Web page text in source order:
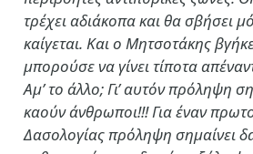
τρέχει αδιάκοπα και θα σβήσει
καίγεται. Και ο Μητσοτάκης
μπορούσε να γίνει τίποτα
Αμ’ το άλλο; Γι’ αυτόν πρόληψη
καούν άνθρωποι!!! Για έναν
Δασολογίας πρόληψη σημαίνει